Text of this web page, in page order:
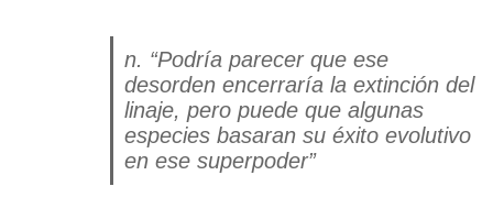
n. “Podría parecer que ese
desorden encerraría la extinción del
linaje, pero puede que algunas
especies basaran su éxito evolutivo
en ese superpoder”